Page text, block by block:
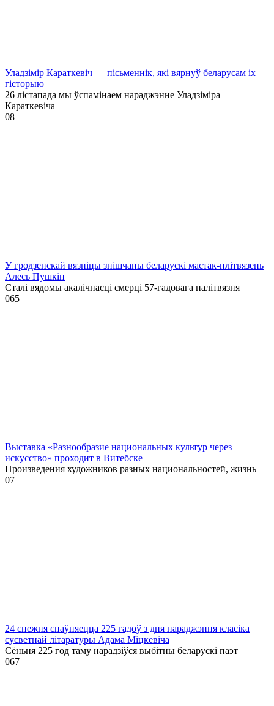
Уладзімір Караткевіч — пісьменнік, які вярнуў беларусам іх
гісторыю
26 лістапада мы ўспамінаем нараджэнне Уладзіміра
Караткевіча
08
У гродзенскай вязніцы знішчаны беларускі мастак-плітвязень
Алесь Пушкін
Сталі вядомы акалічнасці смерці 57-гадовага палітвязня
065
Выставка «Разнообразие национальных культур через
искусство» проходит в Витебске
Произведения художников разных национальностей, жизнь
07
24 снежня спаўняецца 225 гадоў з дня нараджэння класіка
сусветнай літаратуры Адама Міцкевіча
Сёньня 225 год таму нарадзіўся выбітны беларускі паэт
067